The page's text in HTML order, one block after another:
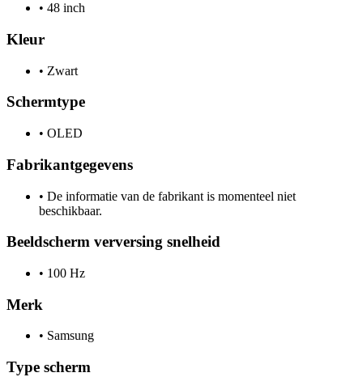
• 48 inch
Kleur
• Zwart
Schermtype
• OLED
Fabrikantgegevens
• De informatie van de fabrikant is momenteel niet
beschikbaar.
Beeldscherm verversing snelheid
• 100 Hz
Merk
• Samsung
Type scherm